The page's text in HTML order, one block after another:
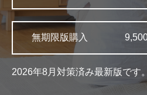
無期限版購入
2026年8月対策済み最新版です。